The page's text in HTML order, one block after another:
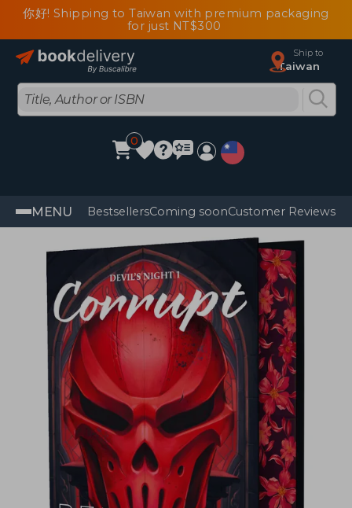
你好! Shipping to Taiwan with premium packaging
for just NT$300
Ship to
Taiwan
0
MENU BestsellersComing soonCustomer Reviews